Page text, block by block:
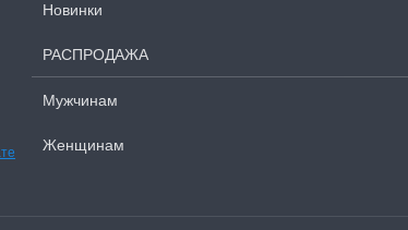
Новинки
РАСПРОДАЖА
Мужчинам
Женщинам